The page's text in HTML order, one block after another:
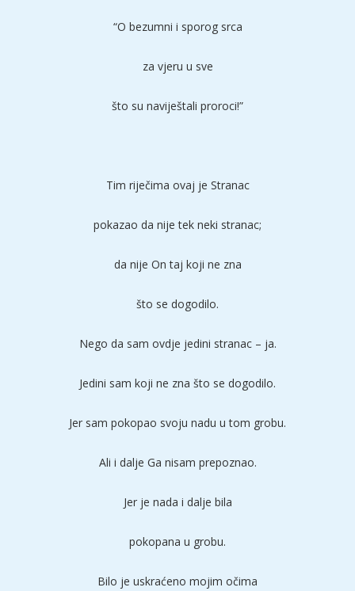
“O bezumni i sporog srca
za vjeru u sve
što su naviještali proroci!”
Tim riječima ovaj je Stranac
pokazao da nije tek neki stranac;
da nije On taj koji ne zna
što se dogodilo.
Nego da sam ovdje jedini stranac – ja.
Jedini sam koji ne zna što se dogodilo.
Jer sam pokopao svoju nadu u tom grobu.
Ali i dalje Ga nisam prepoznao.
Jer je nada i dalje bila
pokopana u grobu.
Bilo je uskraćeno mojim očima